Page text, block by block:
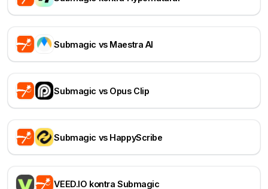
Submagic vs Maestra AI
Submagic vs Opus Clip
Submagic vs HappyScribe
VEED.IO kontra Submagic